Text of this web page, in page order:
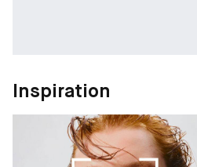
fina linjer och hjälpa till att förhindra
Eliminerar svullnad och påsar under
koffein hjälper krämen till att
Inspiration